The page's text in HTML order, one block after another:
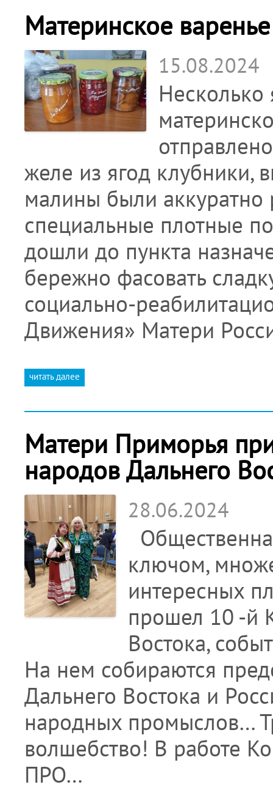
Материнское
15.08.2024
желе из ягод клубники,
малины были
специальные плотные
дошли до пункта
бережно фасовать
социально-
Движения» Матери
читать далее
Матери Приморья
народов Дальнего
28.06.2024
ключом,
интересных
прошел 10 -й
Востока,
На нем собираются
Дальнего Востока и
народных промыслов…
волшебство! В работе
ПРО…